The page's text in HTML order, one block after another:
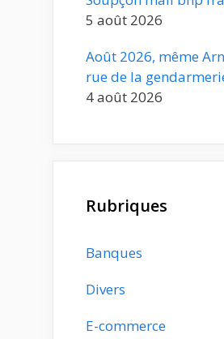
5 août 2026
Août 2026, même
rue de la
4 août 2026
Rubriques
Banques
Divers
E-commerce